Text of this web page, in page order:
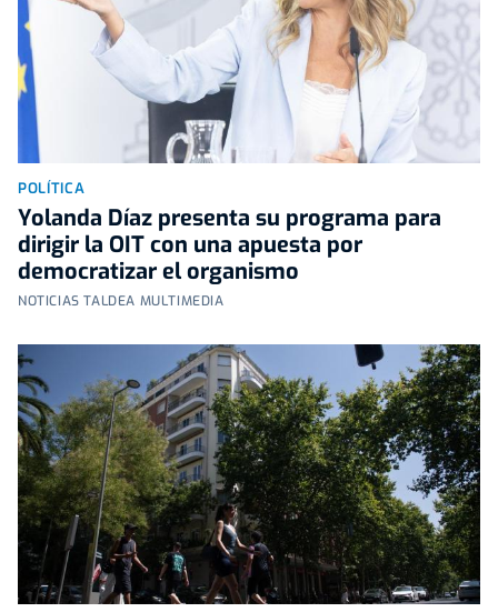
POLÍTICA
Yolanda Díaz presenta su programa para
dirigir la OIT con una apuesta por
democratizar el organismo
NOTICIAS TALDEA MULTIMEDIA